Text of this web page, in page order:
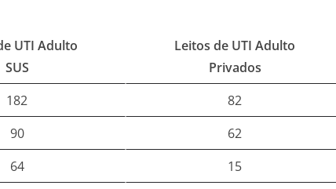
UTI Adulto
SUS
Leitos de UTI Adulto
Privados
182
82
90
62
64
15